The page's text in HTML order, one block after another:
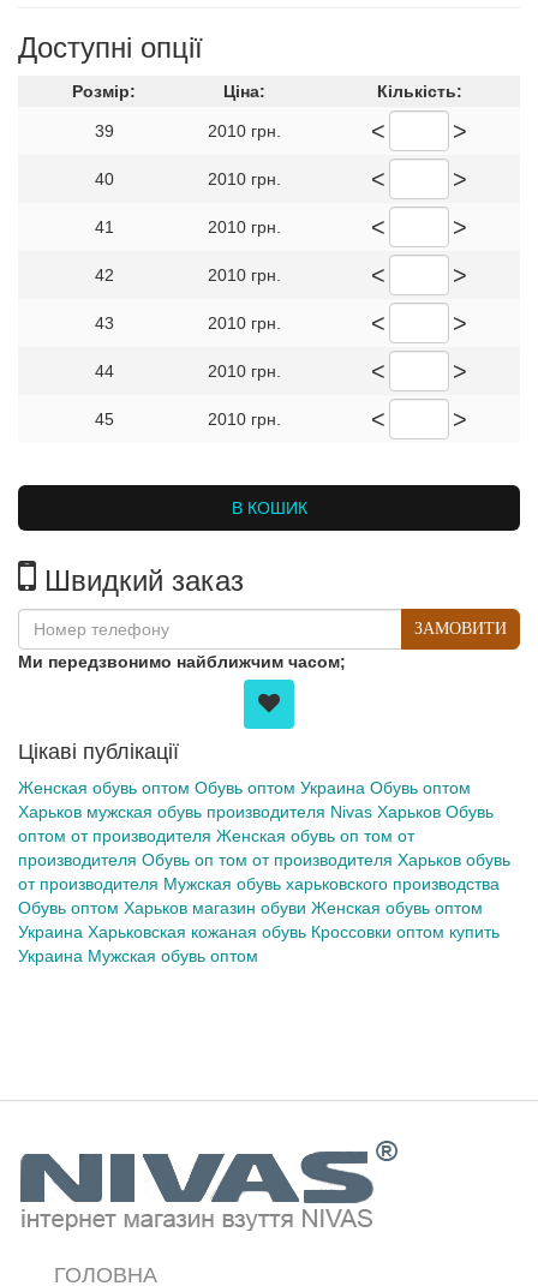
Доступні опції
Розмір: Ціна: Кількість:
39 2010 грн. < >
40 2010 грн. < >
41 2010 грн. < >
42 2010 грн. < >
43 2010 грн. < >
44 2010 грн. < >
45 2010 грн. < >
В КОШИК
Швидкий заказ
ЗАМОВИТИ
Ми передзвонимо найближчим часом;
Цікаві публікації
Женская обувь оптом Обувь оптом Украина Обувь оптом
Харьков мужская обувь производителя Nivas Харьков Обувь
оптом от производителя Женская обувь оп том от
производителя Обувь оп том от производителя Харьков обувь
от производителя Мужская обувь харьковского производства
Обувь оптом Харьков магазин обуви Женская обувь оптом
Украина Харьковская кожаная обувь Кроссовки оптом купить
Украина Мужская обувь оптом
ГОЛОВНА